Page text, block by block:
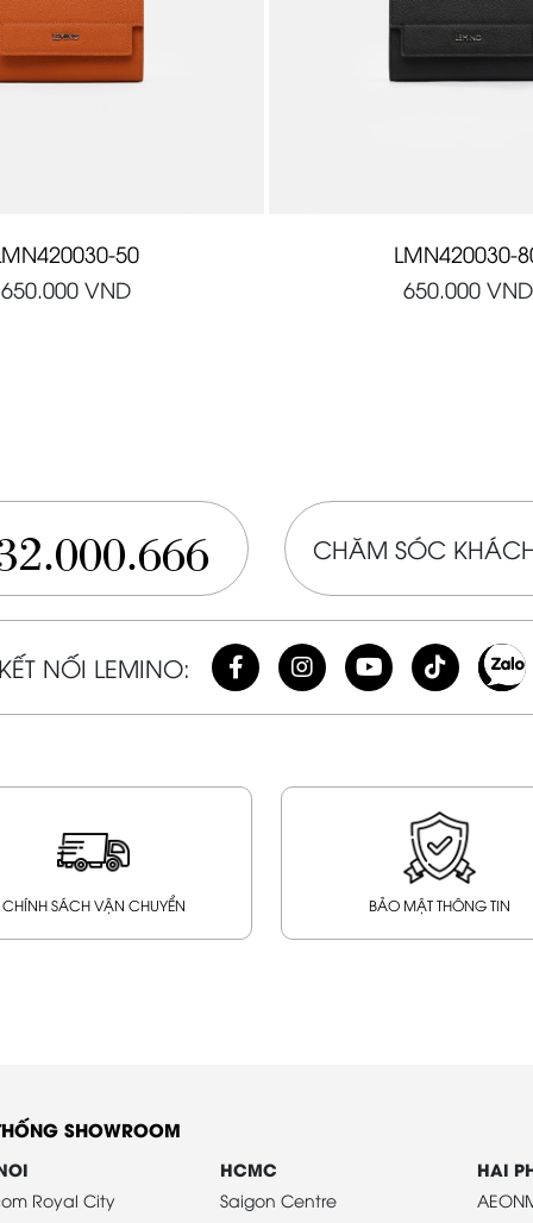
50
650.000VND
LMN420030-
650.000VND
CHĂM SÓC
NỐI LEMINO:
CHÍNH SÁCH VẬN CHUYỂN BẢO MẬT THÔNG TIN
SHOWROOM
Royal City
HCMC
Saigon Centre
HAI